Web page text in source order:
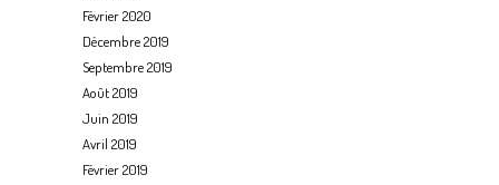
Février 2020
Décembre 2019
Septembre 2019
Août 2019
Juin 2019
Avril 2019
Février 2019